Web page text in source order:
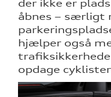
der ikke er
åbnes – særligt
hjælper også
opdage